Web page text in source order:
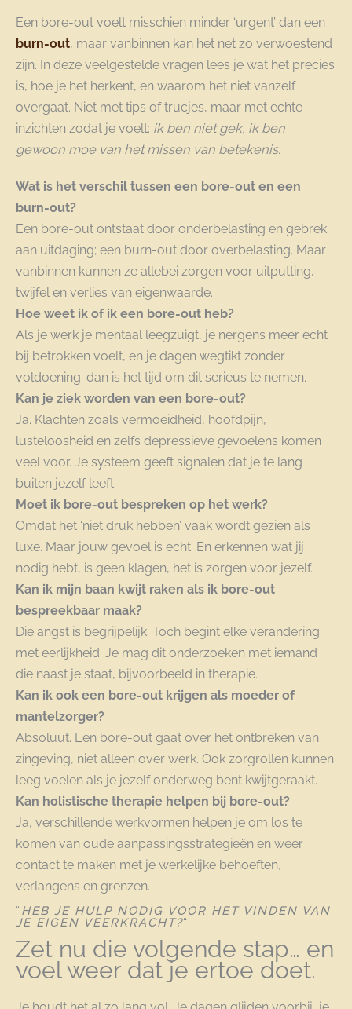
Een bore-out voelt misschien minder ‘urgent’ dan een
burn-out, maar vanbinnen kan het net zo verwoestend
zijn. In deze veelgestelde vragen lees je wat het precies
is, hoe je het herkent, en waarom het niet vanzelf
overgaat. Niet met tips of trucjes, maar met echte
inzichten zodat je voelt: ik ben niet gek, ik ben
gewoon moe van het missen van betekenis.
Wat is het verschil tussen een bore-out en een
burn-out?
Een bore-out ontstaat door onderbelasting en gebrek
aan uitdaging; een burn-out door overbelasting. Maar
vanbinnen kunnen ze allebei zorgen voor uitputting,
twijfel en verlies van eigenwaarde.
Hoe weet ik of ik een bore-out heb?
Als je werk je mentaal leegzuigt, je nergens meer echt
bij betrokken voelt, en je dagen wegtikt zonder
voldoening: dan is het tijd om dit serieus te nemen.
Kan je ziek worden van een bore-out?
Ja. Klachten zoals vermoeidheid, hoofdpijn,
lusteloosheid en zelfs depressieve gevoelens komen
veel voor. Je systeem geeft signalen dat je te lang
buiten jezelf leeft.
Moet ik bore-out bespreken op het werk?
Omdat het ‘niet druk hebben’ vaak wordt gezien als
luxe. Maar jouw gevoel is echt. En erkennen wat jij
nodig hebt, is geen klagen, het is zorgen voor jezelf.
Kan ik mijn baan kwijt raken als ik bore-out
bespreekbaar maak?
Die angst is begrijpelijk. Toch begint elke verandering
met eerlijkheid. Je mag dit onderzoeken met iemand
die naast je staat, bijvoorbeeld in therapie.
Kan ik ook een bore-out krijgen als moeder of
mantelzorger?
Absoluut. Een bore-out gaat over het ontbreken van
zingeving, niet alleen over werk. Ook zorgrollen kunnen
leeg voelen als je jezelf onderweg bent kwijtgeraakt.
Kan holistische therapie helpen bij bore-out?
Ja, verschillende werkvormen helpen je om los te
komen van oude aanpassingsstrategieën en weer
contact te maken met je werkelijke behoeften,
verlangens en grenzen.
“HEB JE HULP NODIG VOOR HET VINDEN VAN
JE EIGEN VEERKRACHT?“
Zet nu die volgende stap… en
voel weer dat je ertoe doet.